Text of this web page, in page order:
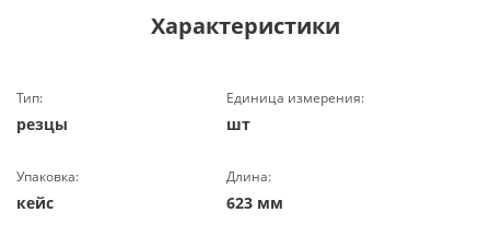
Характеристики
Тип:
резцы
Единица измерения:
шт
Упаковка:
кейс
Длина:
623 мм